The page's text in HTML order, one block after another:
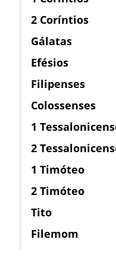
2 Coríntios
Gálatas
Efésios
Filipenses
Colossenses
1
2
1 Timóteo
2 Timóteo
Tito
Filemom